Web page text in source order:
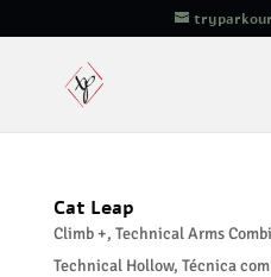
Cat Leap
Climb +, Technical Arms
Technical Hollow, Técnica